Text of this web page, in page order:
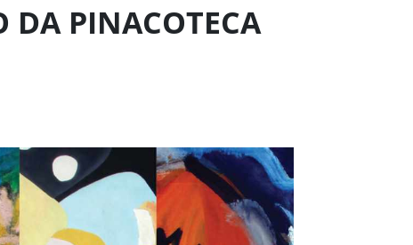
DA PINACOTECA